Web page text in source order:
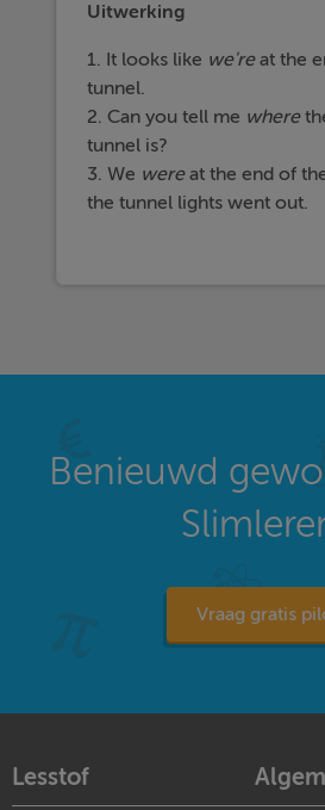
Uitwerking
1. It looks like we'reat the
tunnel.
2. Can you tell me where
tunnel is?
3. We wereat the end of
the tunnel lights went out.
Benieuwd
Vraag gratis
Lesstof